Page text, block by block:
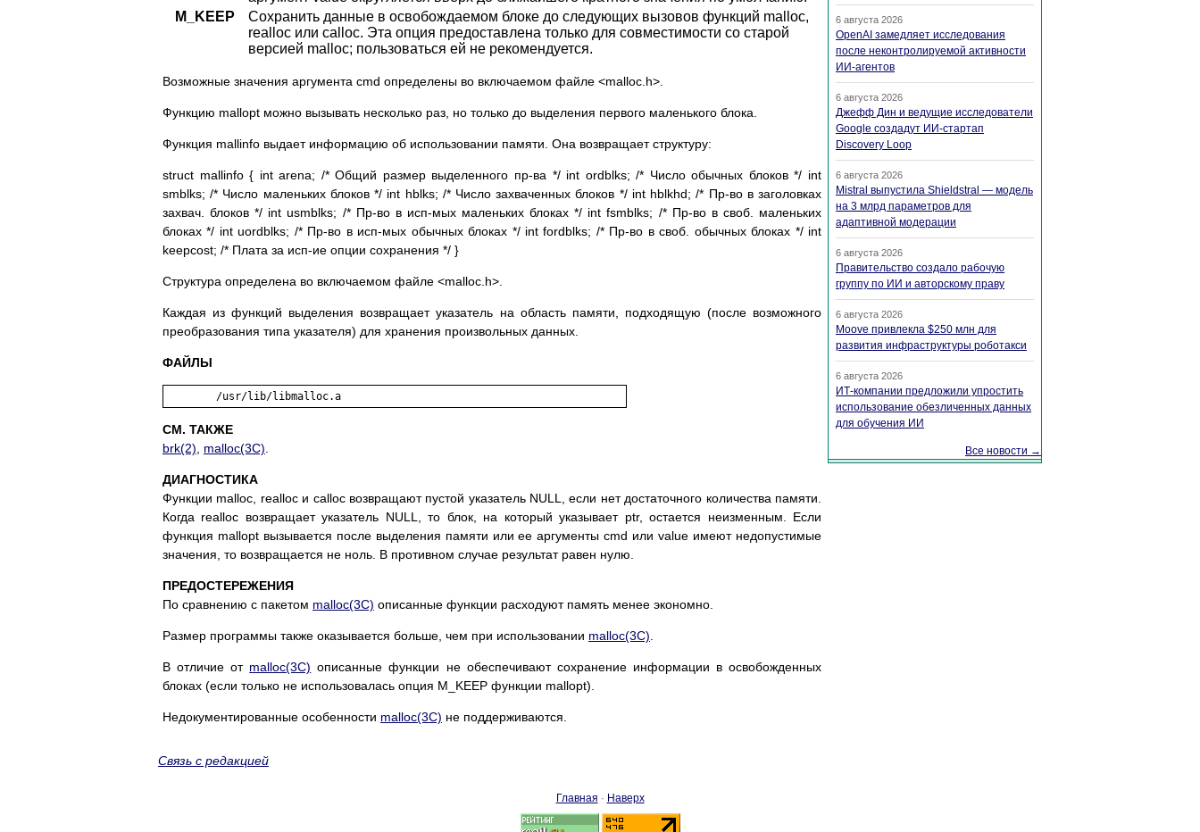
M_KEEP
Сохранить данные в освобождаемом блоке до следующих вызовов функций malloc,
realloc или calloc. Эта опция предоставлена только для совместимости со старой
версией malloc; пользоваться ей не рекомендуется.
Возможные значения аргумента cmd определены во включаемом файле <malloc.h>.
Функцию mallopt можно вызывать несколько раз, но только до выделения первого маленького блока.
Функция mallinfo выдает информацию об использовании памяти. Она возвращает структуру:
struct mallinfo { int arena; /* Общий размер выделенного пр-ва */ int ordblks; /* Число обычных блоков */ int
smblks; /* Число маленьких блоков */ int hblks; /* Число захваченных блоков */ int hblkhd; /* Пр-во в заголовках
захвач. блоков */ int usmblks; /* Пр-во в исп-мых маленьких блоках */ int fsmblks; /* Пр-во в своб. маленьких
блоках */ int uordblks; /* Пр-во в исп-мых обычных блоках */ int fordblks; /* Пр-во в своб. обычных блоках */ int
keepcost; /* Плата за исп-ие опции сохранения */ }
Структура определена во включаемом файле <malloc.h>.
Каждая из функций выделения возвращает указатель на область памяти, подходящую (после возможного
преобразования типа указателя) для хранения произвольных данных.
ФАЙЛЫ
СМ. ТАКЖЕ
brk(2)
malloc(3C)
ДИАГНОСТИКА
Функции malloc, realloc и calloc возвращают пустой указатель NULL, если нет достаточного количества памяти.
Когда realloc возвращает указатель NULL, то блок, на который указывает ptr, остается неизменным. Если
функция mallopt вызывается после выделения памяти или ее аргументы cmd или value имеют недопустимые
значения, то возвращается не ноль. В противном случае результат равен нулю.
ПРЕДОСТЕРЕЖЕНИЯ
По сравнению с пакетом malloc(3C) описанные функции расходуют память менее экономно.
Размер программы также оказывается больше, чем при использовании malloc(3C)
В отличие от malloc(3C) описанные функции не обеспечивают сохранение информации в освобожденных
блоках (если только не использовалась опция M_KEEP функции mallopt).
Недокументированные особенности malloc(3C) не поддерживаются.
6 августа 2026
OpenAI замедляет исследования
после неконтролируемой активности
ИИ-агентов
6 августа 2026
Джефф Дин и ведущие исследователи
Google создадут ИИ-стартап
Discovery Loop
6 августа 2026
Mistral выпустила Shieldstral — модель
на 3 млрд параметров для
адаптивной модерации
6 августа 2026
Правительство создало рабочую
группу по ИИ и авторскому праву
6 августа 2026
Moove привлекла $250 млн для
развития инфраструктуры роботакси
6 августа 2026
ИТ-компании предложили упростить
использование обезличенных данных
для обучения ИИ
Все новости →
Связь с редакцией
Главная · Наверх